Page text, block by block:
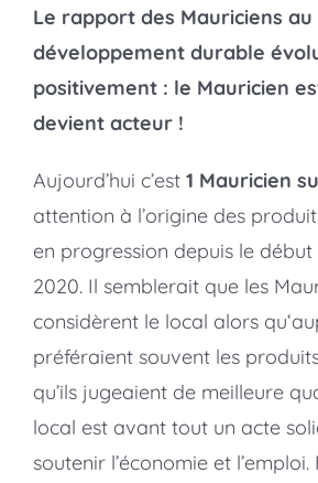
Le rapport des Mauriciens
développement durable
positivement : le Mauricien
devient acteur !
Aujourd’hui c’est 1 Mauricien
attention à l’origine des
en progression depuis le début
2020. Il semblerait que les
considèrent le local alors
préféraient souvent les
qu’ils jugeaient de meilleure
local est avant tout un acte
soutenir l’économie et l’emploi.